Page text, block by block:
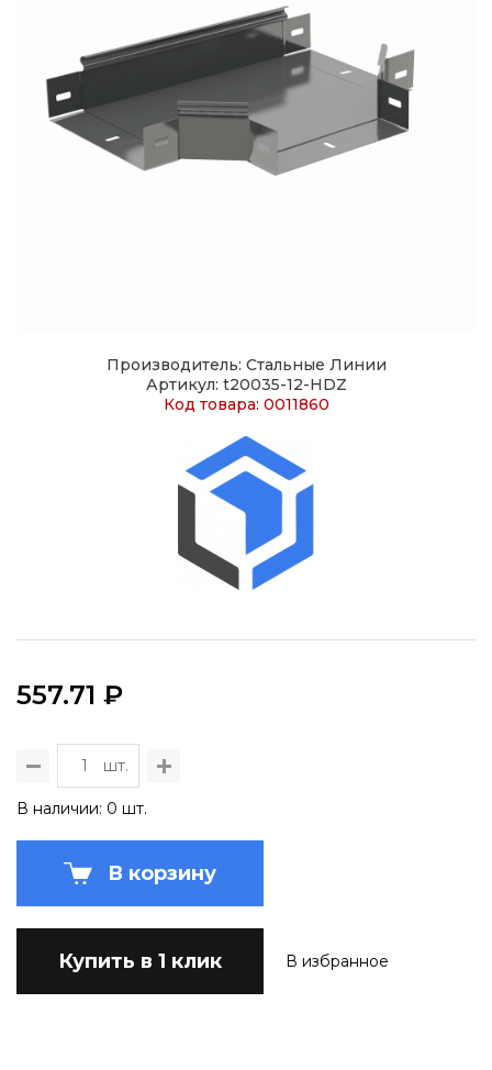
Производитель: Стальные Линии
Артикул: t20035-12-HDZ
Код товара: 0011860
557.71 ₽
шт.
В наличии: 0 шт.
В корзину
Купить в 1 клик В избранное